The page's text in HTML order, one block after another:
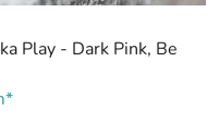
Play - Dark Pink, Be